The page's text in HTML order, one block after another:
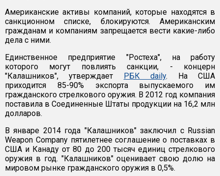
Американские активы компаний, которые находятся в
санкционном списке, блокируются. Американским
гражданам и компаниям запрещается вести какие-либо
дела с ними.
Единственное предприятие "Ростеха", на работу
которого могут повлиять санкции, - концерн
"Калашников", утверждает РБК daily. На США
приходится 85-90% экспорта выпускаемого им
гражданского стрелкового оружия. В 2012 год компания
поставила в Соединенные Штаты продукции на 16,2 млн
долларов.
В январе 2014 года "Калашников" заключил с Russian
Weapon Company пятилетнее соглашение о поставках в
США и Канаду от 80 до 200 тысяч единиц стрелкового
оружия в год. "Калашников" оценивает свою долю на
мировом рынке гражданского оружия в 0,5%.